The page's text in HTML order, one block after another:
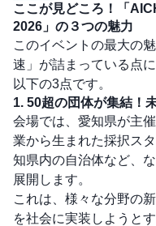
ここが見どころ！「
2026」の３つの魅力
このイベントの最大の
速」が詰まっている点
以下の3点です。
1. 50超の団体が集結！
会場では、愛知県が主
業から生まれた採択ス
知県内の自治体など、
展開します。
これは、様々な分野の
を社会に実装しようと